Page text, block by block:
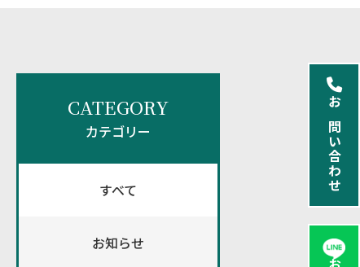
お問い合わせ
CATEGORY
カテゴリー
すべて
お知らせ